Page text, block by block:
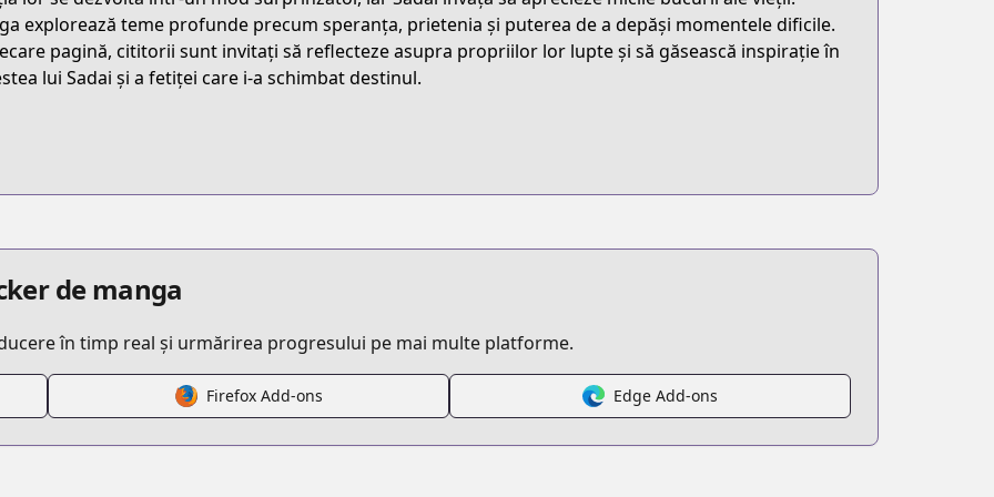
www.cdjapan.co.jp/product/NEOBK-2564689
explorează teme profunde precum speranța, prietenia și puterea de a depăși momentele dificile.
pagină, cititorii sunt invitați să reflecteze asupra propriilor lor lupte și să găsească inspirație în
lui Sadai și a fetiței care i-a schimbat destinul.
de manga
în timp real și urmărirea progresului pe mai multe platforme.
Firefox Add-ons Edge Add-ons